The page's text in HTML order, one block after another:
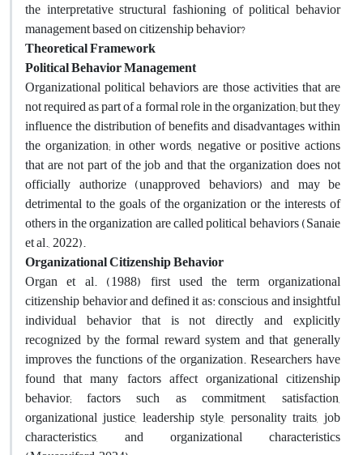
the interpretative structural fashioning of political behavior
management based on citizenship behavior?
Theoretical Framework
Political Behavior Management
Organizational political behaviors are those activities that are
not required as part of a formal role in the organization; but they
influence the distribution of benefits and disadvantages within
the organization; in other words, negative or positive actions
that are not part of the job and that the organization does not
officially authorize (unapproved behaviors) and may be
detrimental to the goals of the organization or the interests of
others in the organization are called political behaviors (Sanaie
et al., 2022).
Organizational Citizenship Behavior
Organ et al. (1988) first used the term organizational
citizenship behavior and defined it as: conscious and insightful
individual behavior that is not directly and explicitly
recognized by the formal reward system and that generally
improves the functions of the organization. Researchers have
found that many factors affect organizational citizenship
behavior; factors such as commitment, satisfaction,
organizational justice, leadership style, personality traits, job
characteristics, and organizational characteristics